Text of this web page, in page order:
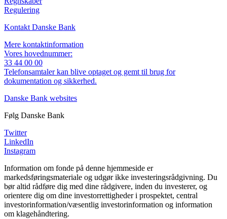
Regulering
Kontakt Danske Bank
Mere kontaktinformation
Vores hovednummer:
33 44 00 00
Telefonsamtaler kan blive optaget og gemt til brug for
dokumentation og sikkerhed.
Danske Bank websites
Følg Danske Bank
Twitter
LinkedIn
Instagram
Information om fonde på denne hjemmeside er
markedsføringsmateriale og udgør ikke investeringsrådgivning. Du
bør altid rådføre dig med dine rådgivere, inden du investerer, og
orientere dig om dine investorrettigheder i prospektet, central
investorinformation/væsentlig investorinformation og information
om klagehåndtering.